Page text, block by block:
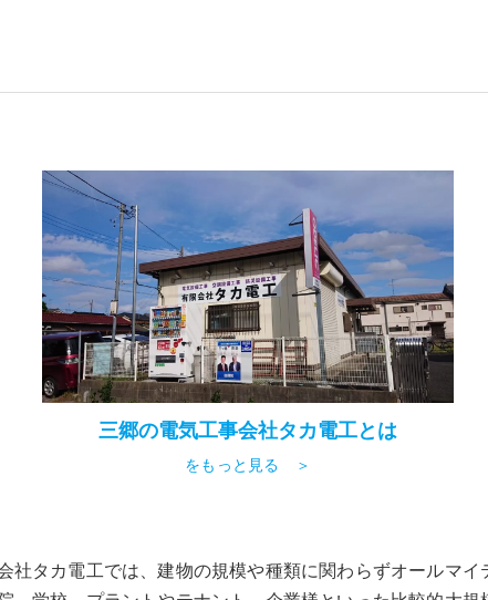
三郷の電気工事会社タカ電工とは
をもっと見る ＞
社タカ電工では、建物の規模や種類に関わらずオールマ